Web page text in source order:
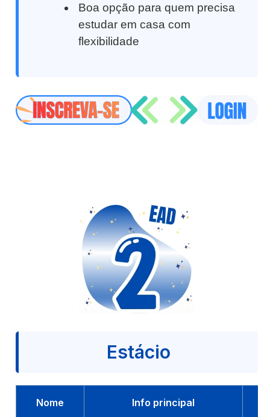
Boa opção para quem precisa
estudar em casa com
flexibilidade
Estácio
Nome Info principal